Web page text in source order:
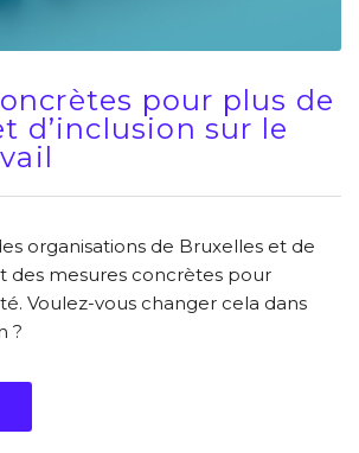
pour plus de
d’inclusion sur le
organisations de Bruxelles et de
des mesures concrètes pour
Voulez-vous changer cela dans
?